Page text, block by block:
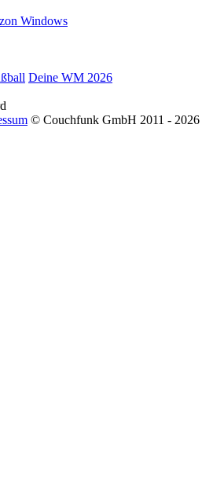
Windows
Deine WM 2026
© Couchfunk GmbH 2011 - 2026